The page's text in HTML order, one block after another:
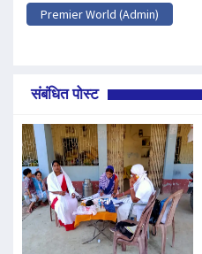
Premier World (Admin)
संबंधित पोस्ट